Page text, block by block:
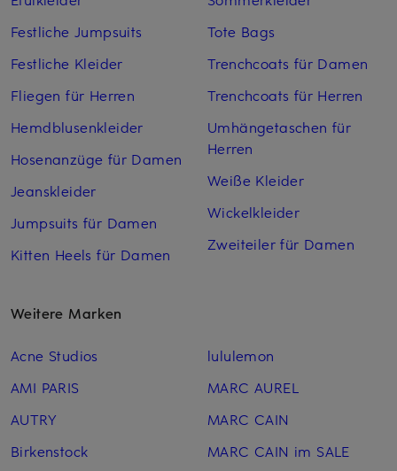
Festliche Jumpsuits
Festliche Kleider
Fliegen für Herren
Hemdblusenkleider
Hosenanzüge für Damen
Jeanskleider
Jumpsuits für Damen
Kitten Heels für Damen
Tote Bags
Trenchcoats für Damen
Trenchcoats für Herren
Umhängetaschen für
Herren
Weiße Kleider
Wickelkleider
Zweiteiler für Damen
Weitere Marken
Acne Studios
AMI PARIS
AUTRY
Birkenstock
lululemon
MARC AUREL
MARC CAIN
MARC CAIN im SALE